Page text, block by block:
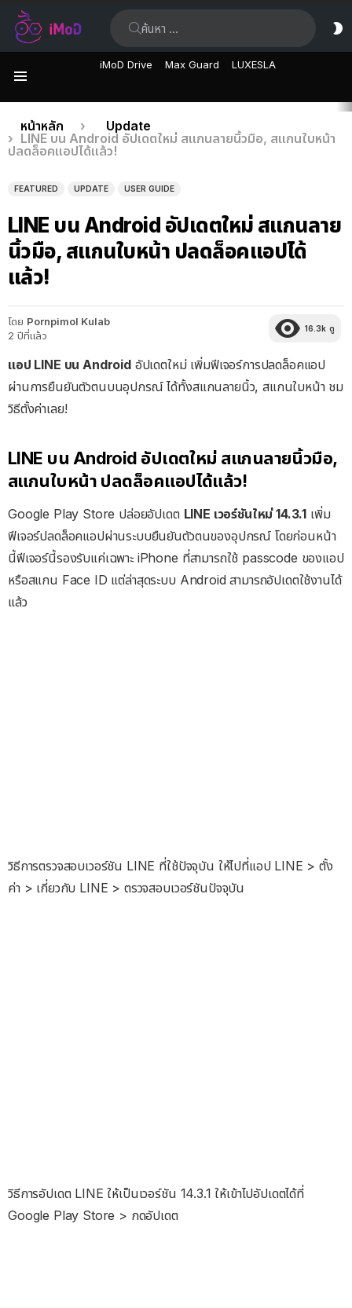
iMoD Drive Max Guard LUXESLA
เรื่อง
ล่าสุด
คุณอยู่ที่นี่:
หน้าหลัก
Update
LINE บน Android อัปเดตใหม่ สแกนลายนิ้วมือ, สแกนใบหน้า
ปลดล็อคแอปได้แล้ว!
FEATURED UPDATE USER GUIDE
LINE บน Android อัปเดตใหม่ สแกนลาย
นิ้วมือ, สแกนใบหน้า ปลดล็อคแอปได้
แล้ว!
โดย Pornpimol Kulab
2 ปีที่แล้ว
16.3k ดู
แอป LINE บน Androidอัปเดตใหม่ เพิ่มฟีเจอร์การปลดล็อคแอป
ผ่านการยืนยันตัวตนบนอุปกรณ์ ได้ทั้งสแกนลายนิ้ว, สแกนใบหน้า ชม
วิธีตั้งค่าเลย!
LINE บน Android อัปเดตใหม่ สแกนลายนิ้วมือ,
สแกนใบหน้า ปลดล็อคแอปได้แล้ว!
Google Play Store ปล่อยอัปเดต LINE เวอร์ชันใหม่ 14.3.1 เพิ่ม
ฟีเจอร์ปลดล็อคแอปผ่านระบบยืนยันตัวตนของอุปกรณ์ โดยก่อนหน้า
นี้ฟีเจอร์นี้รองรับแค่เฉพาะ iPhone ที่สามารถใช้ passcode ของแอป
หรือสแกน Face ID แต่ล่าสุดระบบ Android สามารถอัปเดตใช้งานได้
แล้ว
วิธีการตรวจสอบเวอร์ชัน LINE ที่ใช้ปัจจุบัน ให้ไปที่แอป LINE > ตั้ง
ค่า > เกี่ยวกับ LINE > ตรวจสอบเวอร์ชันปัจจุบัน
วิธีการอัปเดต LINE ให้เป็นเวอร์ชัน 14.3.1 ให้เข้าไปอัปเดตได้ที่
Google Play Store > กดอัปเดต